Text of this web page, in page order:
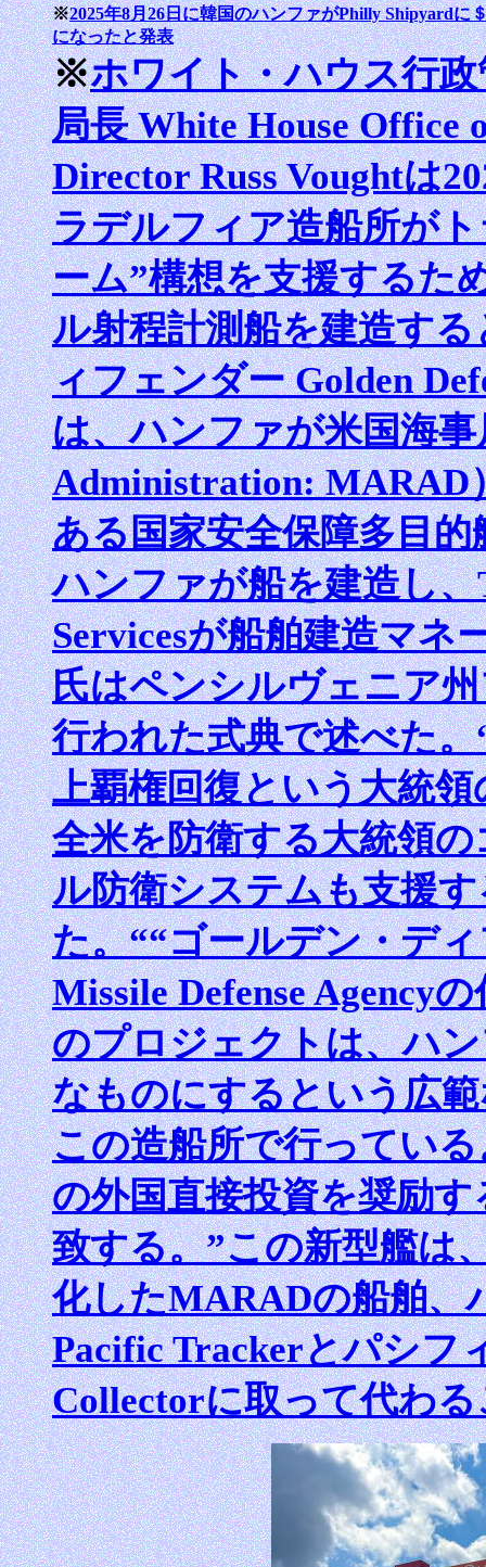
※2025年8月26日に韓国のハンファがPhilly Shipyardに
になったと発表
※ホワイト・ハウス行
局長 White House Office
Director Russ Voughtは
ラデルフィア造船所が
ーム”構想を支援するた
ル射程計測船を建造す
ィフェンダー Golden
は、ハンファが米国海
Administration: MARAD
ある国家安全保障多目
ハンファが船を建造し
Servicesが船舶建造マネ
氏はペンシルヴェニア
行われた式典で述べた
上覇権回復という大統
全米を防衛する大統領
ル防衛システムも支援
た。““ゴールデン・デ
Missile Defense Agency
のプロジェクトは、ハ
なものにするという広
この造船所で行ってい
の外国直接投資を奨励
致する。”この新型艦は
化したMARADの船舶、
Pacific Trackerとパシフ
Collectorに取って代わ